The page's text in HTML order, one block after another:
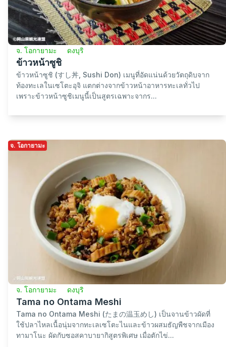
จ. โอกายามะ ดงบุริ
ข้าวหน้าซูชิ
ข้าวหน้าซูชิ (すし丼, Sushi Don) เมนูที่อัดแน่นด้วยวัตถุดิบจาก
ท้องทะเลในเซโตะอุจิ แตกต่างจากข้าวหน้าอาหารทะเลทั่วไป
เพราะข้าวหน้าซูชิเมนูนี้เป็นสูตรเฉพาะจากร...
จ. โอกายามะ
จ. โอกายามะ ดงบุริ
Tama no Ontama Meshi
Tama no Ontama Meshi (たまの温玉めし) เป็นจานข้าวผัดที่
ใช้ปลาไหลเนื้อนุ่มจากทะเลเซโตะไนและข้าวผสมธัญพืชจากเมือง
ทามาโนะ ผัดกับซอสคาบายากิสูตรพิเศษ เมื่อตักไข่...